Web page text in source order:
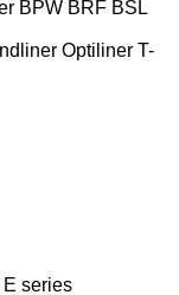
BPW BRF BSL
Optiliner T-
E series